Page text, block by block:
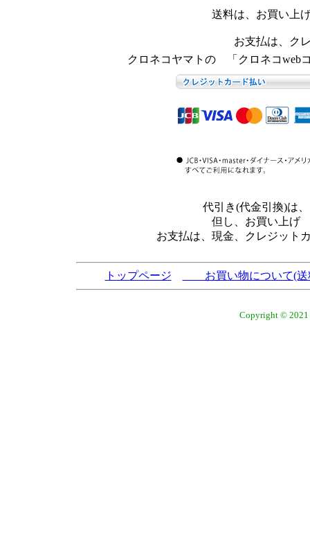
送料は、お買い
お支払は、ク
クロネコヤマトの 「クロネコweb
代引き(代金引換)は
但し、お買い上げ
お支払は、現金、クレジット
トップページ お買い物について(
Copyright © 2021